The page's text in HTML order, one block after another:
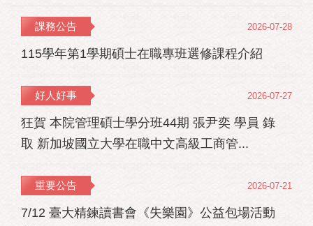
謝郭佳瑋院長、PMBA孔令傑主任及PMBM何佳安主任蒞臨現
場，給予115 級新生勉勵與祝福；PMLBA謝煜偉主任雖人在國
外進修，也特別捎來祝福，為即將...
課務公告
115學年第1學期碩士在職專班選修課程介紹
2026-07-28
好人好事
狂賀 本院管理碩士學分班44期 張尹奕 學員 錄
取 新加坡國立大學在職中文高級工商管...
2026-07-27
重要公告
7/12 臺大精鍊讀書會《失樂園》公益包場活動
2026-07-21